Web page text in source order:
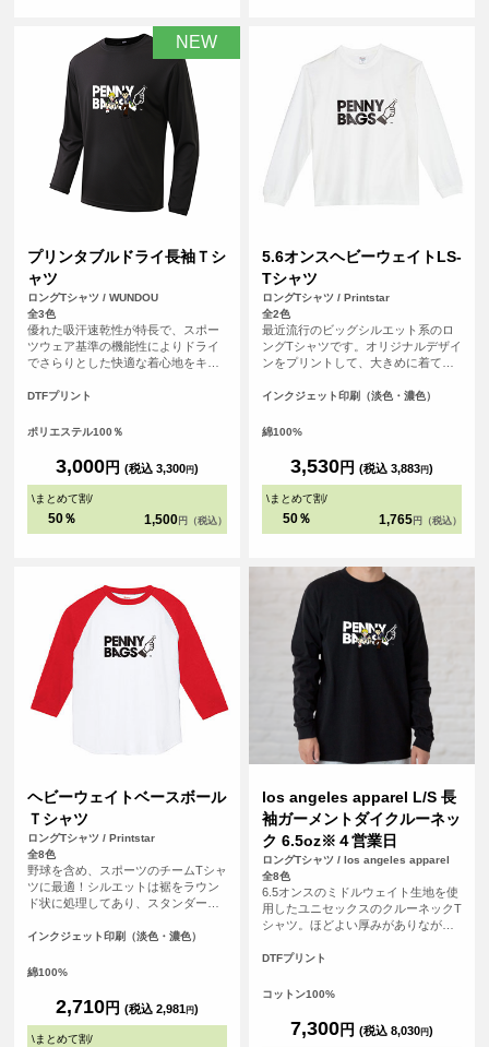
NEW
プリンタブルドライ長袖Ｔシ
ャツ
ロングTシャツ / WUNDOU
全3色
優れた吸汗速乾性が特長で、スポー
ツウェア基準の機能性によりドライ
でさらりとした快適な着心地をキー
対策や肌寒い季節にも対応可能で
な肌触りも魅力。まるで着ているこ
ティブシーンはもちろん、リラック
スしたい普段使いにも最適です。 ス
ポーツチームのユニフォームやイベ
てもおすすめです。<br> ※商品の色
DTFプリント
ポリエステル100％
3,000円 (税込 3,300円)
\まとめて割/
50％ 1,500 円（税込）
5.6オンスヘビーウェイトLS-
Tシャツ
ロングTシャツ / Printstar
全2色
最近流行のビッグシルエット系のロ
ングTシャツです。オリジナルデザイ
ンをプリントして、大きめに着て、
う！
インクジェット印刷（淡色・濃色）
綿100%
3,530円 (税込 3,883円)
\まとめて割/
50％ 1,765 円（税込）
ヘビーウェイトベースボール
Ｔシャツ
ロングTシャツ / Printstar
全8色
野球を含め、スポーツのチームTシャ
ツに最適！シルエットは裾をラウン
ド状に処理してあり、スタンダード
で背番号や名前、ロゴを入れて、お
フォーム）を作りましょう！！
インクジェット印刷（淡色・濃色）
綿100%
2,710円 (税込 2,981円)
\まとめて割/
los angeles apparel L/S 長
袖ガーメントダイクルーネッ
ク 6.5oz※４営業日
ロングTシャツ / los angeles apparel
全8色
6.5オンスのミドルウェイト生地を使
用したユニセックスのクルーネックT
シャツ。ほどよい厚みがありながら
ンナーとしても使いやすいバランス
ス生産ならではのベーシックでタフ
ん、プリントやカスタム用ボディと
しても幅広く活用できる一着です。
DTFプリント
コットン100%
7,300円 (税込 8,030円)